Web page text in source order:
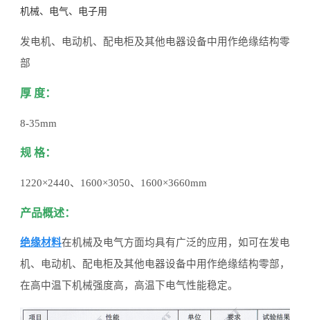
机械、电气、电子用
发电机、电动机、配电柜及其他电器设备中用作绝缘结构零
部
厚 度：
8-35mm
规 格：
1220×2440、1600×3050、1600×3660mm
产品概述：
绝缘材料在机械及电气方面均具有广泛的应用，如可在发电
机、电动机、配电柜及其他电器设备中用作绝缘结构零部，
在高中温下机械强度高，高温下电气性能稳定。